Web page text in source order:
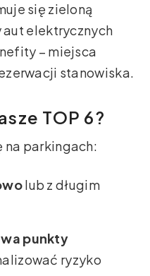
się zieloną
elektrycznych
– miejsca
stanowiska.
TOP 6?
na parkingach:
lub z długim
punkty
ryzyko